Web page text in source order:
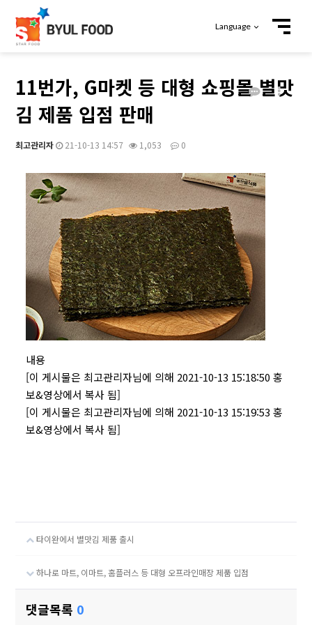
Language
11번가, G마켓 등 대형 쇼핑몰 별맛
김 제품 입점 판매
최고관리자 21-10-13 14:57 1,053 0
본문
내용
[이 게시물은 최고관리자님에 의해 2021-10-13 15:18:50 홍
보&영상에서 복사 됨]
[이 게시물은 최고관리자님에 의해 2021-10-13 15:19:53 홍
보&영상에서 복사 됨]
타이완에서 별맛김 제품 출시
하나로 마트, 이마트, 홈플러스 등 대형 오프라인매장 제품 입점
댓글목록 0